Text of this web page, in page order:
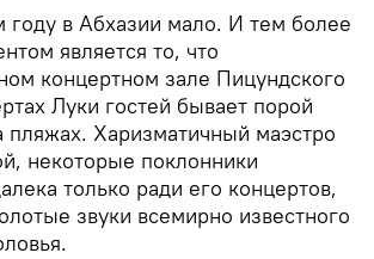
году в Абхазии мало. И тем более
является то, что
концертном зале Пицундского
Луки гостей бывает порой
Харизматичный маэстро
некоторые поклонники
только ради его концертов,
звуки всемирно известного